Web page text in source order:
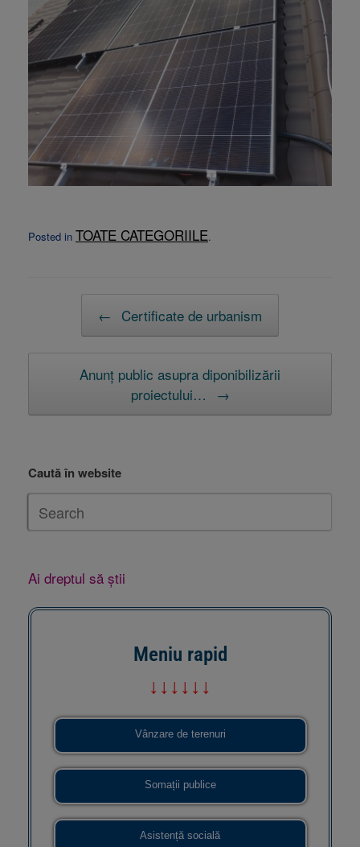
Posted in TOATE CATEGORIILE.
← Certificate de urbanism
Anunţ public asupra diponibilizării
proiectului…
→
Caută în website
Ai dreptul să știi
Meniu rapid
↓↓↓↓↓↓
Vânzare de terenuri
Somații publice
Asistență socială